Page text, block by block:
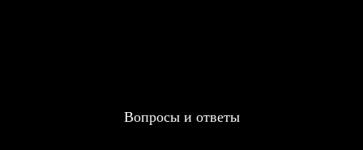
Вопросы и ответы